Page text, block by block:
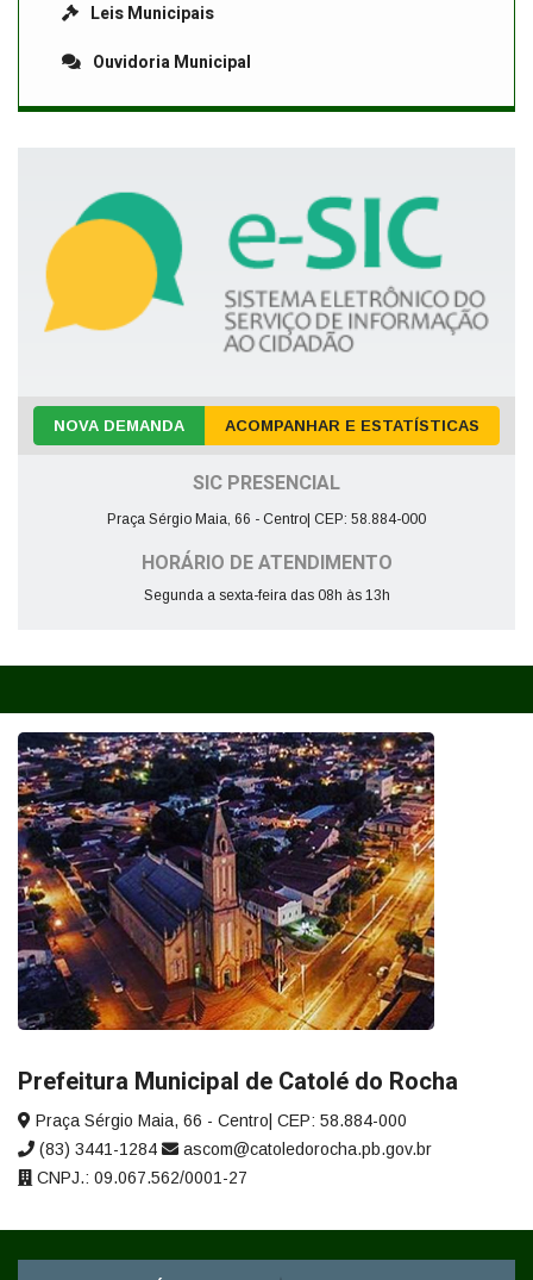
Leis Municipais
Ouvidoria Municipal
NOVA DEMANDA ACOMPANHAR E ESTATÍSTICAS
SIC PRESENCIAL
Praça Sérgio Maia, 66 - Centro| CEP: 58.884-000
HORÁRIO DE ATENDIMENTO
Segunda a sexta-feira das 08h às 13h
Prefeitura Municipal de Catolé do Rocha
Praça Sérgio Maia, 66 - Centro| CEP: 58.884-000
(83) 3441-1284
ascom@catoledorocha.pb.gov.br
CNPJ.: 09.067.562/0001-27